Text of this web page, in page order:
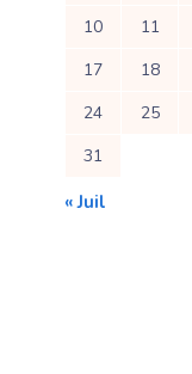
10
11
17
18
24
25
31
« Juil